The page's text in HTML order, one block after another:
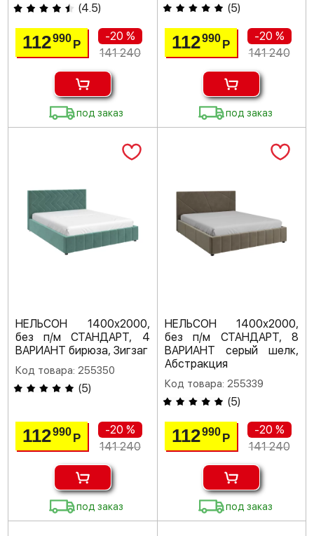
(4.5)
112990Р
-20 %
141 240
под заказ
(5)
112990 Р
-20 %
141 240
под заказ
НЕЛЬСОН 1400х2000,
без п/м СТАНДАРТ, 4
ВАРИАНТ бирюза, Зигзаг
Код товара: 255350
(5)
112990Р
-20 %
141 240
под заказ
НЕЛЬСОН 1400х2000,
без п/м СТАНДАРТ, 8
ВАРИАНТ серый шелк,
Абстракция
Код товара: 255339
(5)
112990 Р
-20 %
141 240
под заказ